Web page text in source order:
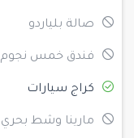
صالة بلياردو
فندق خمس نجوم
كراج سيارات
مارينا وشط بحري